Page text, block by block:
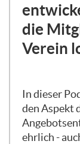
die
Verein
In dieser
den Aspekt
ehrlich -